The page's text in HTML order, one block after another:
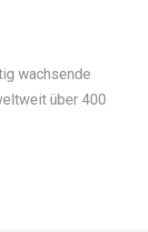
wachsende
über 400